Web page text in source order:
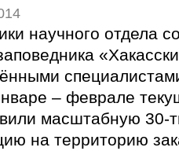
научного отдела
– феврале
масштабную 30-
на территорию